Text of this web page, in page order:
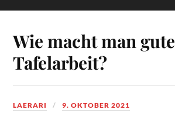
Wie macht man gute
Tafelarbeit?
LAERARI 9. OKTOBER 2021